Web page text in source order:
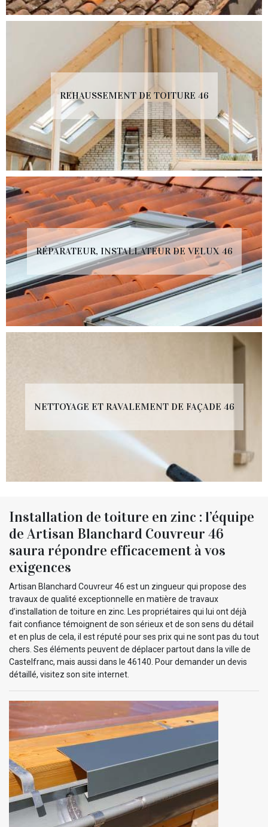
REHAUSSEMENT DE TOITURE 46
RÉPARATEUR, INSTALLATEUR DE VELUX 46
NETTOYAGE ET RAVALEMENT DE FAÇADE 46
Installation de toiture en zinc : l’équipe
de Artisan Blanchard Couvreur 46
saura répondre efficacement à vos
exigences
Artisan Blanchard Couvreur 46 est un zingueur qui propose des
travaux de qualité exceptionnelle en matière de travaux
d’installation de toiture en zinc. Les propriétaires qui lui ont déjà
fait confiance témoignent de son sérieux et de son sens du détail
et en plus de cela, il est réputé pour ses prix qui ne sont pas du tout
chers. Ses éléments peuvent de déplacer partout dans la ville de
Castelfranc, mais aussi dans le 46140. Pour demander un devis
détaillé, visitez son site internet.